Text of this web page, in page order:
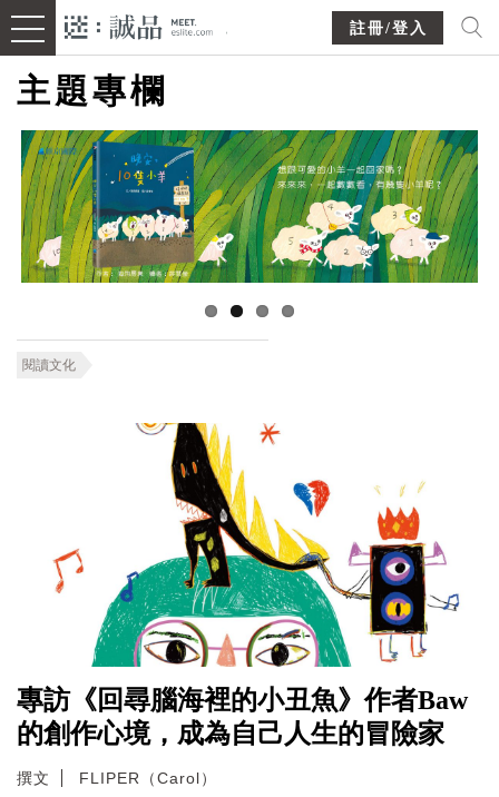
註冊/登入
主題專欄
閱讀文化
專訪《回尋腦海裡的小丑魚》作者Baw
的創作心境，成為自己人生的冒險家
撰文 FLIPER（Carol）